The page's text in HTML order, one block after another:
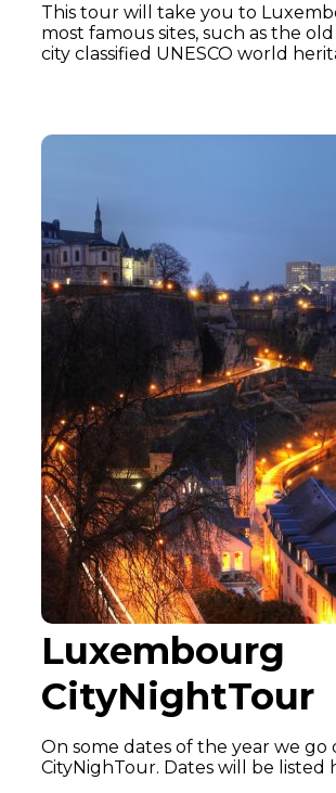
This tour will take you to
most famous sites, such as the
city classified UNESCO world
Luxembourg
CityNightTour
On some dates of the year we go
CityNighTour. Dates will be listed